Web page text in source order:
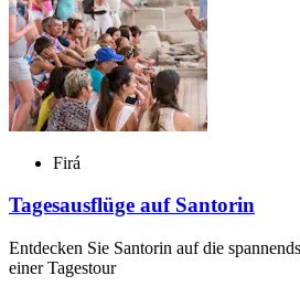
Firá
Tagesausflüge auf Santorin
Entdecken Sie Santorin auf die
einer Tagestour